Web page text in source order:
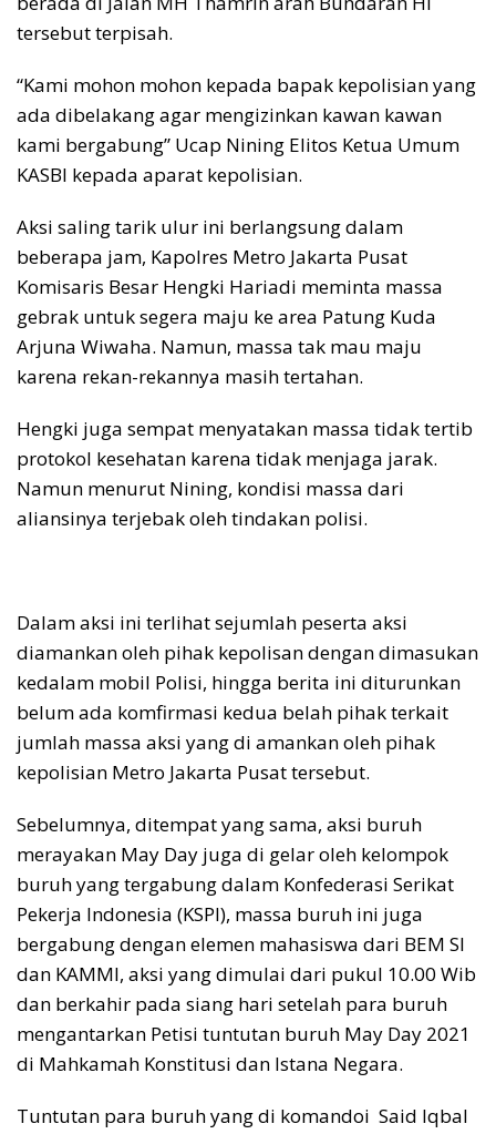
tersebut terpisah.
“Kami mohon mohon kepada bapak kepolisian yang
ada dibelakang agar mengizinkan kawan kawan
kami bergabung” Ucap Nining Elitos Ketua Umum
KASBI kepada aparat kepolisian.
Aksi saling tarik ulur ini berlangsung dalam
beberapa jam, Kapolres Metro Jakarta Pusat
Komisaris Besar Hengki Hariadi meminta massa
gebrak untuk segera maju ke area Patung Kuda
Arjuna Wiwaha. Namun, massa tak mau maju
karena rekan-rekannya masih tertahan.
Hengki juga sempat menyatakan massa tidak tertib
protokol kesehatan karena tidak menjaga jarak.
Namun menurut Nining, kondisi massa dari
aliansinya terjebak oleh tindakan polisi.
Dalam aksi ini terlihat sejumlah peserta aksi
diamankan oleh pihak kepolisan dengan dimasukan
kedalam mobil Polisi, hingga berita ini diturunkan
belum ada komfirmasi kedua belah pihak terkait
jumlah massa aksi yang di amankan oleh pihak
kepolisian Metro Jakarta Pusat tersebut.
Sebelumnya, ditempat yang sama, aksi buruh
merayakan May Day juga di gelar oleh kelompok
buruh yang tergabung dalam Konfederasi Serikat
Pekerja Indonesia (KSPI), massa buruh ini juga
bergabung dengan elemen mahasiswa dari BEM SI
dan KAMMI, aksi yang dimulai dari pukul 10.00 Wib
dan berkahir pada siang hari setelah para buruh
mengantarkan Petisi tuntutan buruh May Day 2021
di Mahkamah Konstitusi dan Istana Negara.
Tuntutan para buruh yang di komandoi Said Iqbal